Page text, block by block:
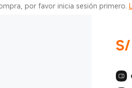
por favor inicia sesión primero.
S/